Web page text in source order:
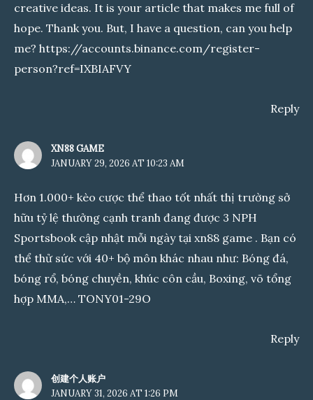
creative ideas. It is your article that makes me full of
hope. Thank you. But, I have a question, can you help
me? https://accounts.binance.com/register-
person?ref=IXBIAFVY
Reply
XN88 GAME
JANUARY 29, 2026 AT 10:23 AM
Hơn 1.000+ kèo cược thể thao tốt nhất thị trường sở
hữu tỷ lệ thưởng cạnh tranh đang được 3 NPH
Sportsbook cập nhật mỗi ngày tại xn88 game . Bạn có
thể thử sức với 40+ bộ môn khác nhau như: Bóng đá,
bóng rổ, bóng chuyền, khúc côn cầu, Boxing, võ tổng
hợp MMA,… TONY01-29O
Reply
创建个人账户
JANUARY 31, 2026 AT 1:26 PM